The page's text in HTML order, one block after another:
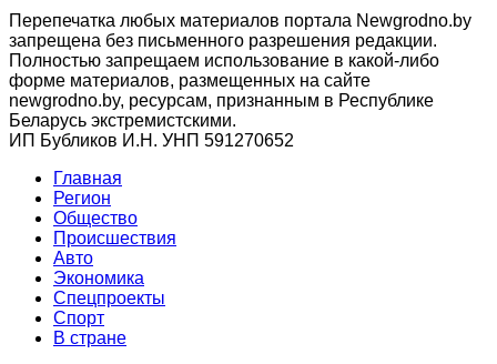
Перепечатка любых материалов портала Newgrodno.by
запрещена без письменного разрешения редакции.
Полностью запрещаем использование в какой-либо
форме материалов, размещенных на сайте
newgrodno.by, ресурсам, признанным в Республике
Беларусь экстремистскими.
ИП Бубликов И.Н. УНП 591270652
Главная
Регион
Общество
Происшествия
Авто
Экономика
Спецпроекты
Cпорт
В стране